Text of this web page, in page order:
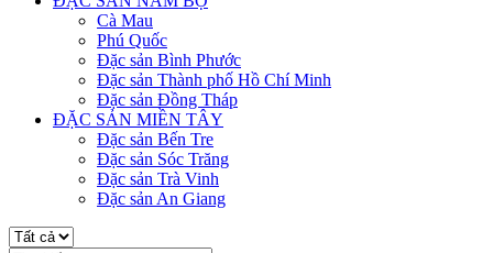
Cà Mau
Phú Quốc
Đặc sản Bình Phước
Đặc sản Thành phố Hồ Chí Minh
Đặc sản Đồng Tháp
ĐẶC SẢN MIỀN TÂY
Đặc sản Bến Tre
Đặc sản Sóc Trăng
Đặc sản Trà Vinh
Đặc sản An Giang